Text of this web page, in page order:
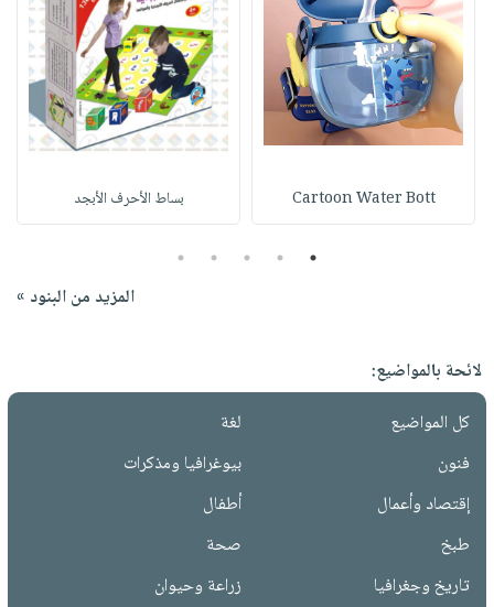
Cartoon Water Bott بساط الأحرف الأبجد
1
2
3
4
5
المزيد من البنود »
لائحة بالمواضيع:
كل المواضيع
لغة
فنون
بيوغرافيا ومذكرات
إقتصاد وأعمال
أطفال
طبخ
صحة
تاريخ وجغرافيا
زراعة وحيوان